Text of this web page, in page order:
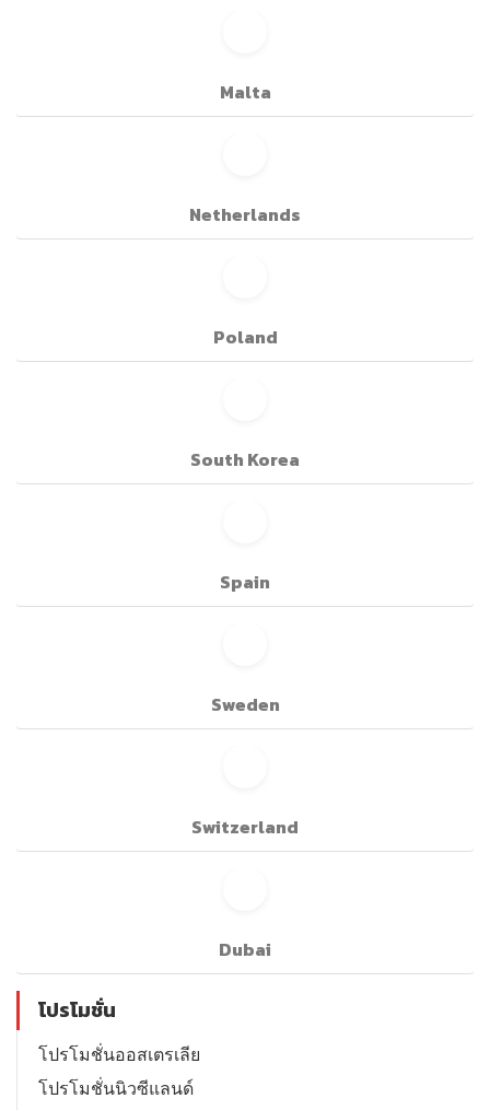
Malta
Netherlands
Poland
South Korea
Spain
Sweden
Switzerland
Dubai
โปรโมชั่น
โปรโมชั่นออสเตรเลีย
โปรโมชั่นนิวซีแลนด์